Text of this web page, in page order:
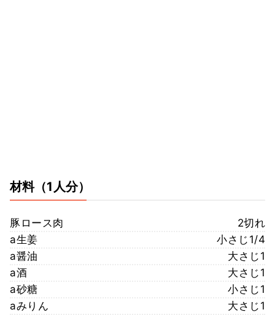
材料（1人分）
豚ロース肉
2切れ
a生姜
小さじ1/4
a醤油
大さじ1
a酒
大さじ1
a砂糖
小さじ1
aみりん
大さじ1